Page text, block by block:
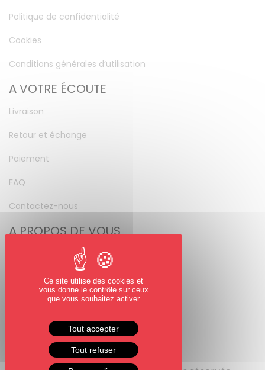
Politique de confidentialité
Cookies
Conditions générales d’utilisation
A VOTRE ÉCOUTE
Livraison
Retour et échange
Paiement
FAQ
Contactez-nous
A PROPOS DE VOUS
Mot de passe perdu
NOUS SUIVRE
Facebook
Instagram
Ce site utilise des cookies et
vous donne le contrôle sur ceux
que vous souhaitez activer
Tout accepter
Tout refuser